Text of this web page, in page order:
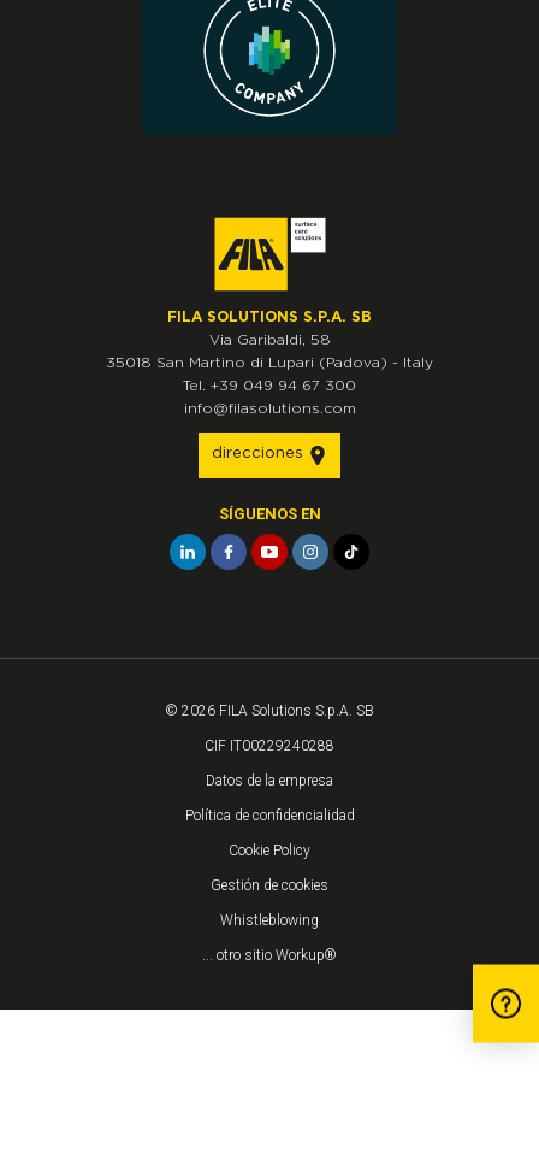
FILA SOLUTIONS S.P.A. SB
Via Garibaldi, 58
35018 San Martino di Lupari (Padova) -
Italy
Tel. +39 049 94 67 300
info@filasolutions.com
direcciones
SÍGUENOS EN
© 2026 FILA Solutions S.p.A. SB
CIF IT00229240288
Datos de la empresa
Política de confidencialidad
Cookie Policy
Gestión de cookies
Whistleblowing
... otro sitio Workup®